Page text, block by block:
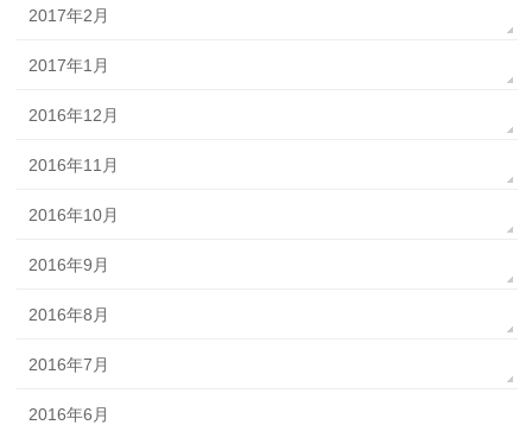
2017年2月
2017年1月
2016年12月
2016年11月
2016年10月
2016年9月
2016年8月
2016年7月
2016年6月